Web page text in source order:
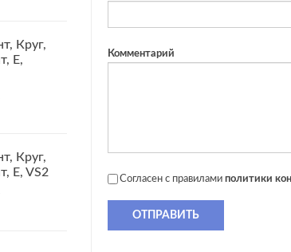
Круг,
E,
Круг,
E, VS2
Комментарий
Согласен с правилами политики
ОТПРАВИТЬ